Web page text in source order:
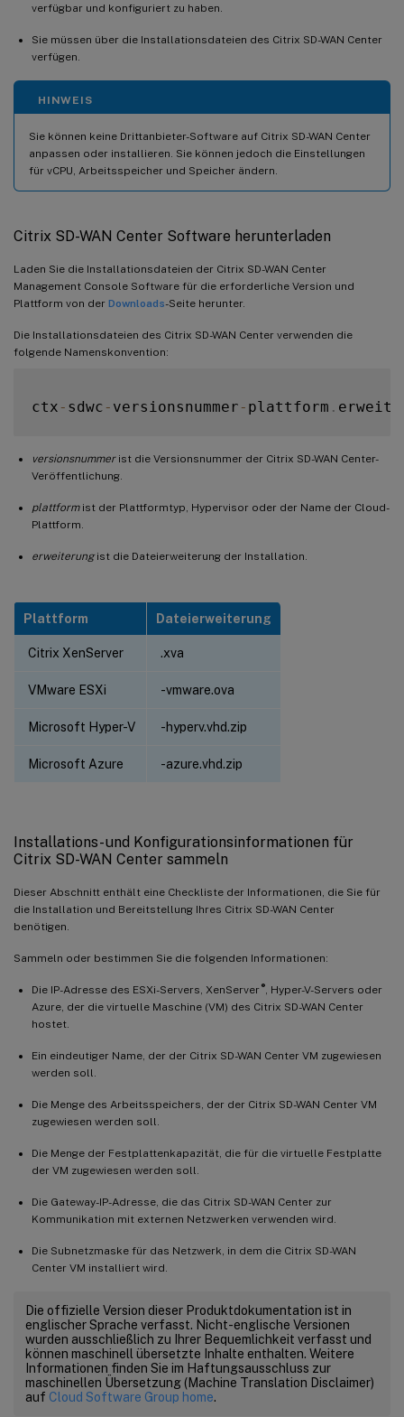
verfügbar und konfiguriert zu haben.
Sie müssen über die Installationsdateien des Citrix SD-WAN Center
verfügen.
HINWEIS
Sie können keine Drittanbieter-Software auf Citrix SD-WAN Center
anpassen oder installieren. Sie können jedoch die Einstellungen
für vCPU, Arbeitsspeicher und Speicher ändern.
Citrix SD-WAN Center Software herunterladen
Laden Sie die Installationsdateien der Citrix SD-WAN Center
Management Console Software für die erforderliche Version und
Plattform von der Downloads-Seite herunter.
Die Installationsdateien des Citrix SD-WAN Center verwenden die
folgende Namenskonvention:
ctx - sdwc - versionsnummer - plattform .
versionsnummerist die Versionsnummer der Citrix SD-WAN Center-
Veröffentlichung.
plattformist der Plattformtyp, Hypervisor oder der Name der Cloud-
Plattform.
erweiterungist die Dateierweiterung der Installation.
Plattform Dateierweiterung
Citrix XenServer .xva
VMware ESXi -vmware.ova
Microsoft Hyper-V -hyperv.vhd.zip
Microsoft Azure -azure.vhd.zip
Installations- und Konfigurationsinformationen für
Citrix SD-WAN Center sammeln
Dieser Abschnitt enthält eine Checkliste der Informationen, die Sie für
die Installation und Bereitstellung Ihres Citrix SD-WAN Center
benötigen.
Sammeln oder bestimmen Sie die folgenden Informationen:
Die IP-Adresse des ESXi-Servers, XenServer ®, Hyper-V-Servers oder
Azure, der die virtuelle Maschine (VM) des Citrix SD-WAN Center
hostet.
Ein eindeutiger Name, der der Citrix SD-WAN Center VM zugewiesen
werden soll.
Die Menge des Arbeitsspeichers, der der Citrix SD-WAN Center VM
zugewiesen werden soll.
Die Menge der Festplattenkapazität, die für die virtuelle Festplatte
der VM zugewiesen werden soll.
Die Gateway-IP-Adresse, die das Citrix SD-WAN Center zur
Kommunikation mit externen Netzwerken verwenden wird.
Die Subnetzmaske für das Netzwerk, in dem die Citrix SD-WAN
Center VM installiert wird.
Die offizielle Version dieser Produktdokumentation ist in
englischer Sprache verfasst. Nicht-englische Versionen
wurden ausschließlich zu Ihrer Bequemlichkeit verfasst und
können maschinell übersetzte Inhalte enthalten. Weitere
Informationen finden Sie im Haftungsausschluss zur
maschinellen Übersetzung (Machine Translation Disclaimer)
auf Cloud Software Group home.